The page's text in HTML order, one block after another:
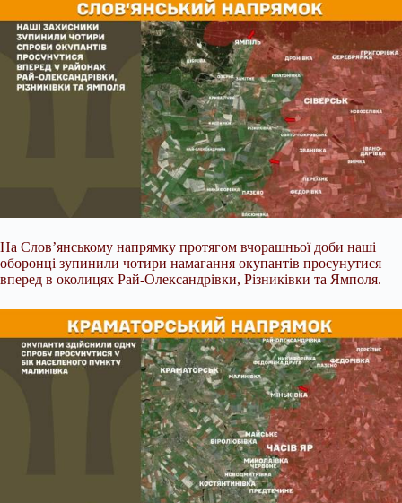
На Слов’янському напрямку протягом вчорашньої доби наші
оборонці зупинили чотири намагання окупантів просунутися
вперед в околицях Рай-Олександрівки, Різниківки та Ямполя.